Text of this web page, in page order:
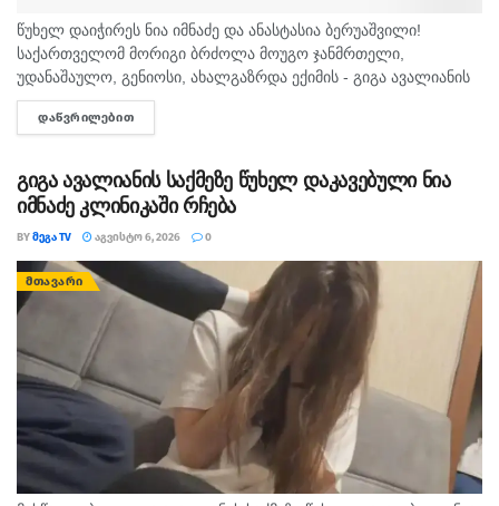
ჩვენი მუნიციპალიტეტები. როგორ უნდა შევძლოთ იმ
მაღალი ტემპის შენარჩუნება, რომელიც
დაკავშირებულია მუნიციპალიტეტების
განვითარებასთან და უკეთესი საცხოვრებელი
პირობების შექმნასთან ჩვენი მოქალაქეებისათვის“,-
წუხელ დაიჭირეს ნია იმნაძე და ანასტასია ბერუაშვილი!
საქართველომ მორიგი ბრძოლა მოუგო ჯანმრთელი,
უდანაშაულო, გენიოსი, ახალგაზრდა ექიმის - გიგა ავალიანის
მკვლელებს! - ასე ეხმაურება სოციალურ ქსელში, მოკლული
მასწავლებლის, გიგა ავალიანის დედა,...
ᲓᲐᲬᲕᲠᲘᲚᲔᲑᲘᲗ
გიგა ავალიანის საქმეზე წუხელ დაკავებული ნია
იმნაძე კლინიკაში რჩება
BYᲛᲔᲒᲐ TV ᲐᲒᲕᲘᲡᲢᲝ 6, 2026 0
ᲛᲗᲐᲕᲐᲠᲘ